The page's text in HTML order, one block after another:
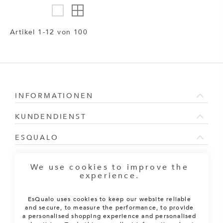
Artikel 1 -12 von 100
INFORMATIONEN
KUNDENDIENST
ESQUALO
Melden Sie sich für unseren Newsletter an:
ABONNIEREN
We use cookies to improve the
experience.
EsQualo uses cookies to keep our website reliable
and secure, to measure the performance, to provide
a personalised shopping experience and personalised